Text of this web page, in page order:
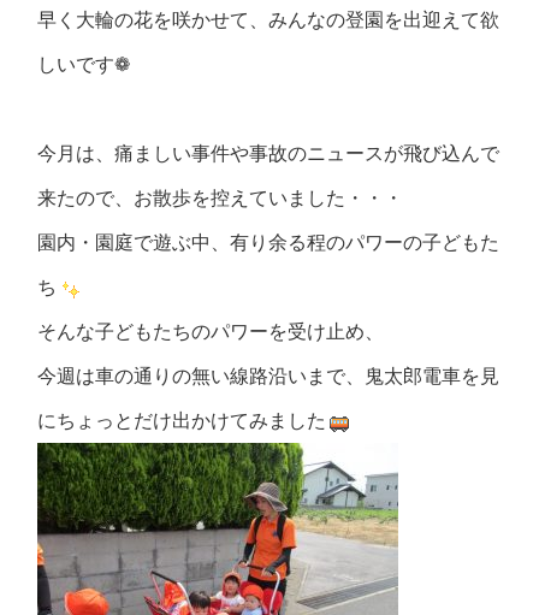
早く大輪の花を咲かせて、みんなの登園を出迎えて欲
しいです❁
今月は、痛ましい事件や事故のニュースが飛び込んで
来たので、お散歩を控えていました・・・
園内・園庭で遊ぶ中、有り余る程のパワーの子どもた
ち
そんな子どもたちのパワーを受け止め、
今週は車の通りの無い線路沿いまで、鬼太郎電車を見
にちょっとだけ出かけてみました